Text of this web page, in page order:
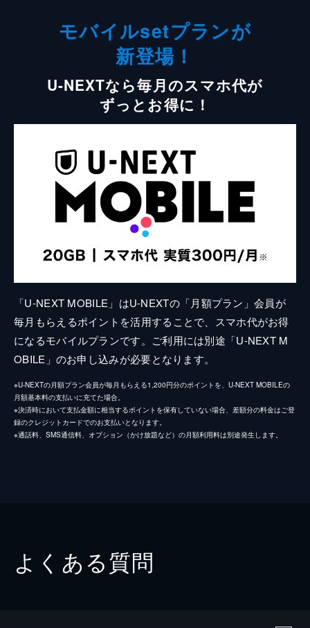
モバイルsetプランが
新登場！
U-NEXTなら毎月のスマホ代が
ずっとお得に！
「U-NEXT MOBILE」はU-NEXTの「月額プラン」会員が
毎月もらえるポイントを活用することで、スマホ代がお得
になるモバイルプランです。ご利用には別途「U-NEXT M
OBILE」のお申し込みが必要となります。
※U-NEXTの月額プラン会員が毎月もらえる1,200円分のポイントを、U-NEXT MOBILEの
月額基本料の支払いに充てた場合。
※決済時において支払金額に相当するポイントを保有していない場合、差額分の料金はご登
録のクレジットカードでのお支払いとなります。
※通話料、SMS通信料、オプション（かけ放題など）の月額利用料は別途発生します。
よくある質問